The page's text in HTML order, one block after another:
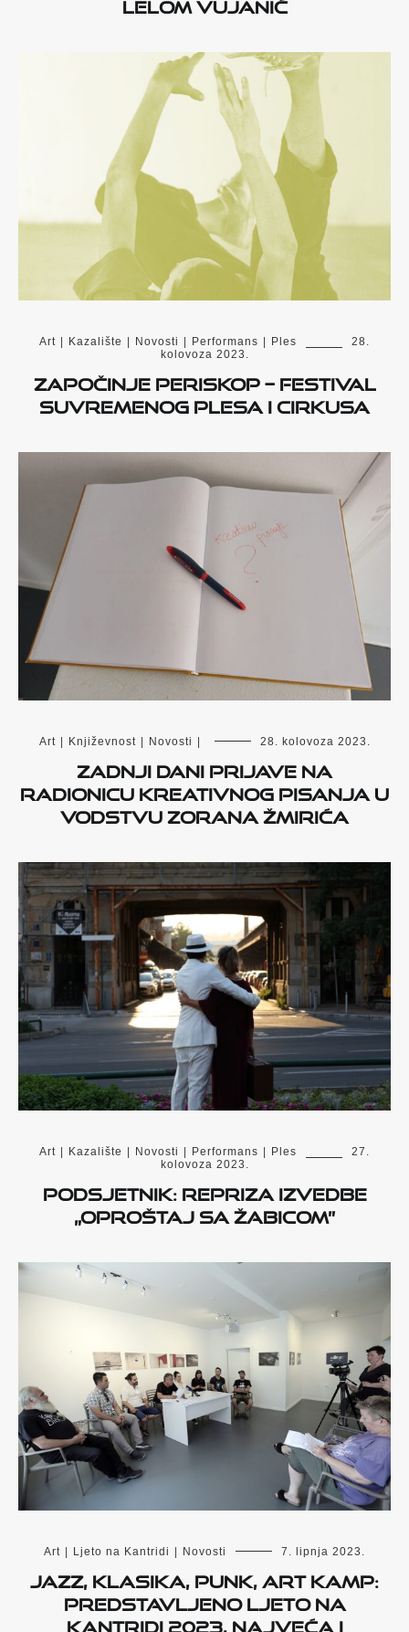
Art | Kazalište | Novosti | Performans | Ples
28.
kolovoza 2023.
Započinje PERISKOP – festival
suvremenog plesa i cirkusa
Art | Književnost | Novosti | 28. kolovoza 2023.
Zadnji dani prijave na
radionicu kreativnog pisanja u
vodstvu Zorana Žmirića
Art | Kazalište | Novosti | Performans | Ples
27.
kolovoza 2023.
Podsjetnik: Repriza izvedbe
„Oproštaj sa Žabicom”
Art | Ljeto na Kantridi | Novosti 7. lipnja 2023.
Jazz, klasika, punk, Art Kamp:
Predstavljeno Ljeto na
Kantridi 2023, najveća i